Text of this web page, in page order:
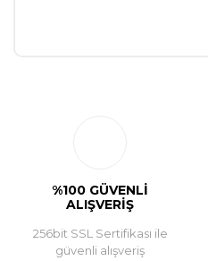
%100 GÜVENLİ
ALIŞVERİŞ
256bit SSL Sertifikası ile
güvenli alışveriş